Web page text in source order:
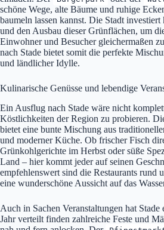
schöne Wege, alte Bäume und ruhige
baumeln lassen kannst. Die Stadt
und den Ausbau dieser Grünflächen, um
Einwohner und Besucher gleichermaßen
nach Stade bietet somit die perfekte
und ländlicher Idylle.
Kulinarische Genüsse und lebendige
Ein Ausflug nach Stade wäre nicht
Köstlichkeiten der Region zu probieren.
bietet eine bunte Mischung aus
und moderner Küche. Ob frischer Fisch
Grünkohlgerichte im Herbst oder süße
Land – hier kommt jeder auf seinen
empfehlenswert sind die Restaurants rund
eine wunderschöne Aussicht auf das
Auch in Sachen Veranstaltungen hat
Jahr verteilt finden zahlreiche Feste und